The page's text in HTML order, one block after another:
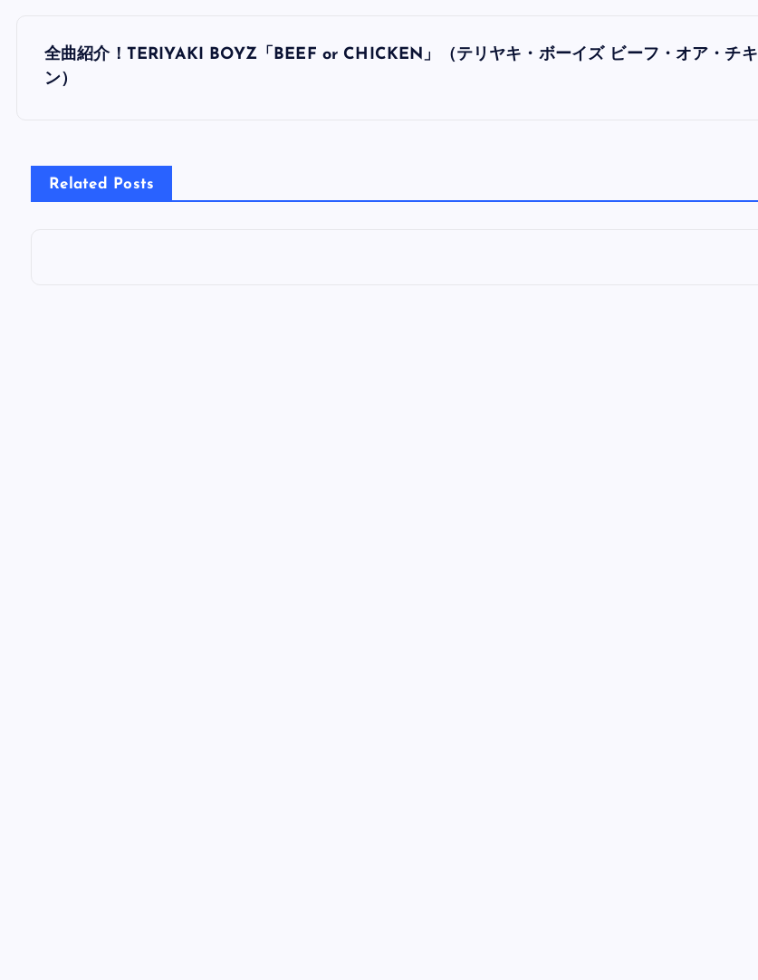
投
稿
ビ
全曲紹介！TERIYAKI BOYZ「BEEF or CHICKEN」（テリヤキ・ボーイズ ビーフ・オア・チキ
ン）
Related Posts